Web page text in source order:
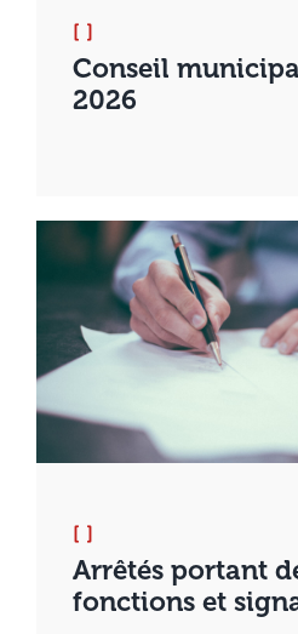
[ ]
Conseil
2026
[ ]
Arrêtés portant
fonctions et